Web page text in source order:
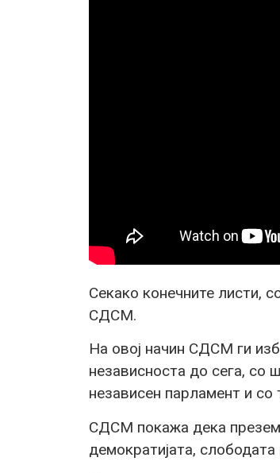
Секако конечните листи,
СДСМ.
На овој начин СДСМ ги
независноста до сега,
независен парламент и
СДСМ покажа дека
демократијата,